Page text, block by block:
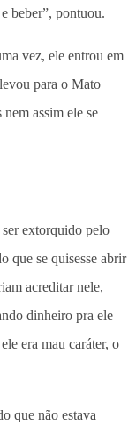
beber”, pontuou.
vez, ele entrou em
para o Mato
assim ele se
extorquido pelo
que se quisesse abrir
acreditar nele,
dinheiro pra ele
era mau caráter, o
que não estava